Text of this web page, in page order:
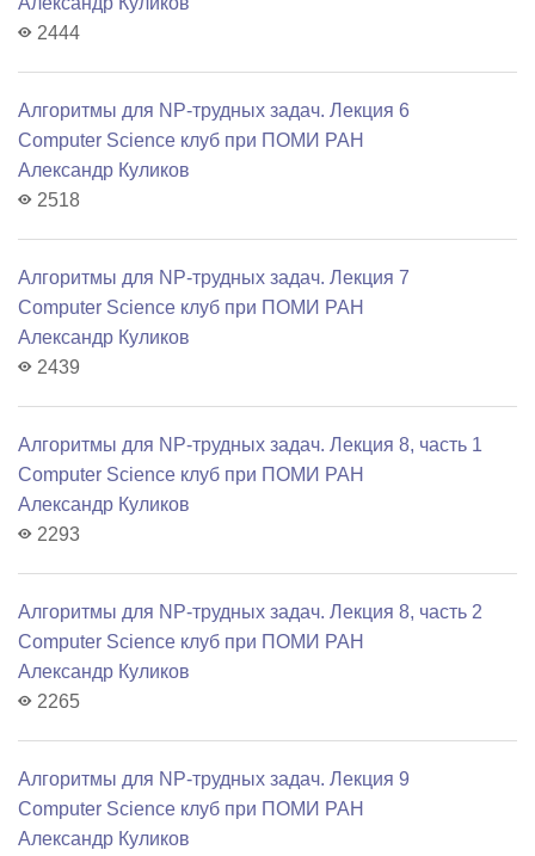
2444
Алгоритмы для NP-трудных задач. Лекция 6
Computer Science клуб при ПОМИ РАН
Александр Куликов
2518
Алгоритмы для NP-трудных задач. Лекция 7
Computer Science клуб при ПОМИ РАН
Александр Куликов
2439
Алгоритмы для NP-трудных задач. Лекция 8, часть 1
Computer Science клуб при ПОМИ РАН
Александр Куликов
2293
Алгоритмы для NP-трудных задач. Лекция 8, часть 2
Computer Science клуб при ПОМИ РАН
Александр Куликов
2265
Алгоритмы для NP-трудных задач. Лекция 9
Computer Science клуб при ПОМИ РАН
Александр Куликов